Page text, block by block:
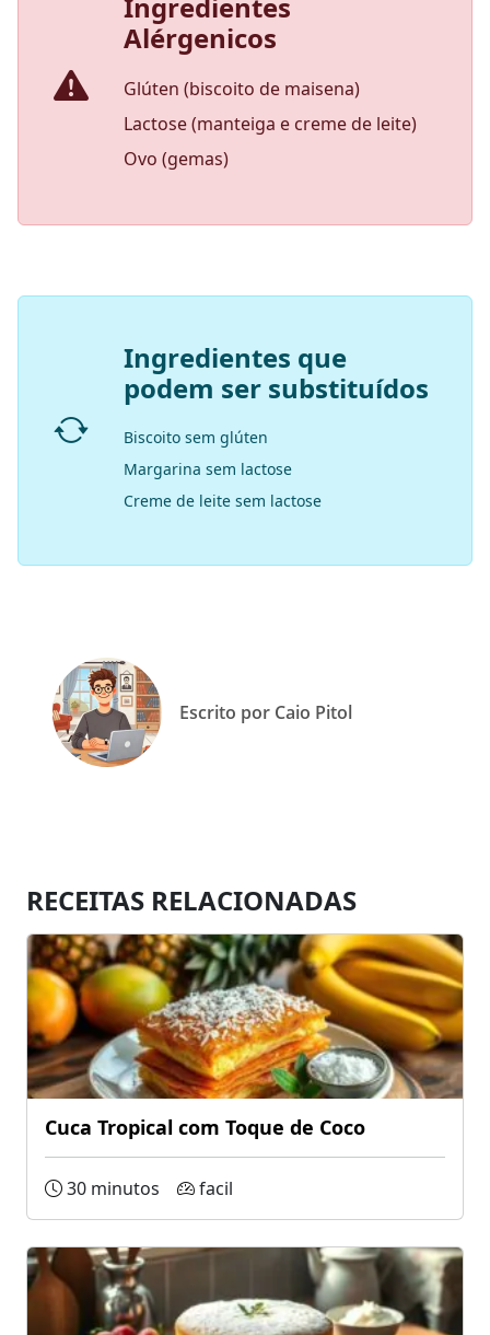
Alérgenicos
Glúten (biscoito de maisena)
Lactose (manteiga e creme de leite)
Ovo (gemas)
Ingredientes que
podem ser substituídos
Biscoito sem glúten
Margarina sem lactose
Creme de leite sem lactose
Escrito por Caio Pitol
RECEITAS RELACIONADAS
Cuca Tropical com Toque de Coco
30 minutos facil